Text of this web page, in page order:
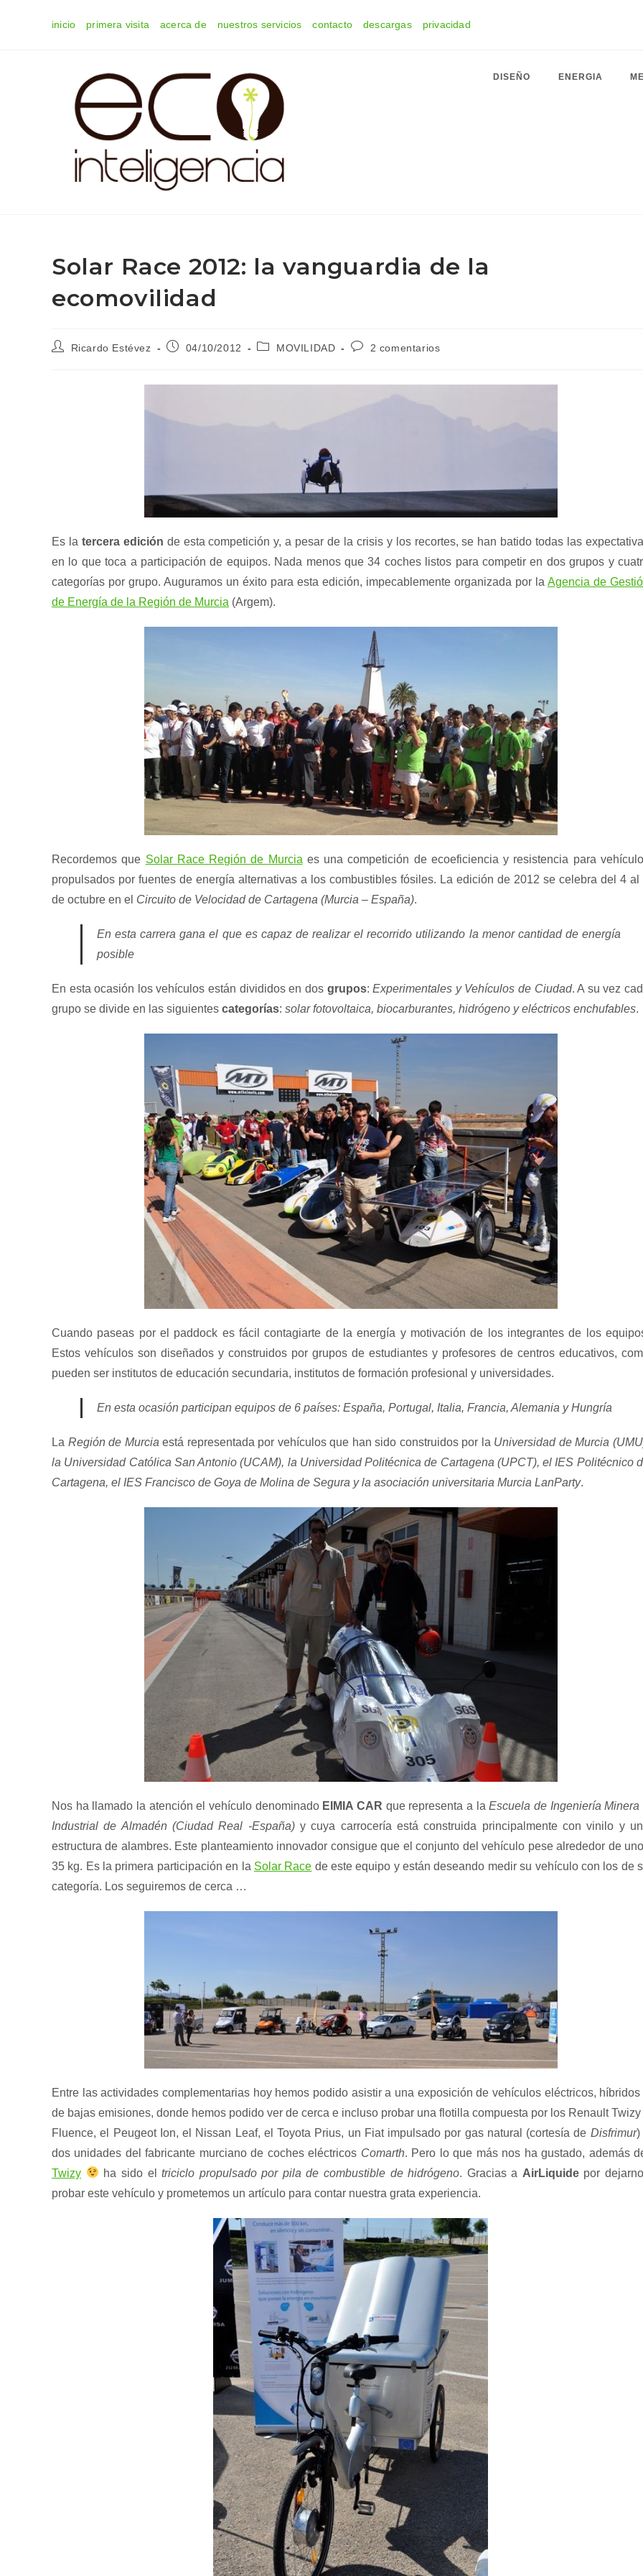
inicio primera visita acerca de nuestros servicios contacto descargas privacidad
DISEÑO ENERGIA
Solar Race 2012: la vanguardia de la
ecomovilidad
AutorRicardo Estévez
Publicación
entrada:
04/10/2012
Categoría
entrada:
MOVILIDAD
Comentarios
entrada:
2 comentarios
Es la tercera edición de esta competición y, a pesar de la crisis y los recortes, se han batido todas las
en lo que toca a participación de equipos. Nada menos que 34 coches listos para competir en dos grupos y
categorías por grupo. Auguramos un éxito para esta edición, impecablemente organizada por la Agencia de
de Energía de la Región de Murcia (Argem).
Recordemos que Solar Race Región de Murcia es una competición de ecoeficiencia y resistencia para
propulsados por fuentes de energía alternativas a los combustibles fósiles. La edición de 2012 se celebra del 4 al
de octubre en el Circuito de Velocidad de Cartagena (Murcia – España).
En esta carrera gana el que es capaz de realizar el recorrido utilizando la menor cantidad de energía
posible
En esta ocasión los vehículos están divididos en dos grupos:Experimentales y Vehículos de Ciudad. A su vez
grupo se divide en las siguientes categorías: solar fotovoltaica, biocarburantes, hidrógeno y eléctricos enchufables.
Cuando paseas por el paddock es fácil contagiarte de la energía y motivación de los integrantes de los
Estos vehículos son diseñados y construidos por grupos de estudiantes y profesores de centros educativos,
pueden ser institutos de educación secundaria, institutos de formación profesional y universidades.
En esta ocasión participan equipos de 6 países: España, Portugal, Italia, Francia, Alemania y Hungría
La Región de Murcia está representada por vehículos que han sido construidos por la Universidad de Murcia
la Universidad Católica San Antonio (UCAM), la Universidad Politécnica de Cartagena (UPCT), el IES Politécnico
Cartagena, el IES Francisco de Goya de Molina de Segura y la asociación universitaria Murcia LanParty.
Nos ha llamado la atención el vehículo denominado EIMIA CAR que representa a laEscuela de Ingeniería Minera
Industrial de Almadén (Ciudad Real -España)y cuya carrocería está construida principalmente con vinilo y
estructura de alambres. Este planteamiento innovador consigue que el conjunto del vehículo pese alrededor de
35 kg. Es la primera participación en la Solar Race de este equipo y están deseando medir su vehículo con los de
categoría. Los seguiremos de cerca …
Entre las actividades complementarias hoy hemos podido asistir a una exposición de vehículos eléctricos, híbridos
de bajas emisiones, donde hemos podido ver de cerca e incluso probar una flotilla compuesta por los Renault Twizy
Fluence, el Peugeot Ion, el Nissan Leaf, el Toyota Prius, un Fiat impulsado por gas natural (cortesía de Disfrimur)
dos unidades del fabricante murciano de coches eléctricos Comarth. Pero lo que más nos ha gustado, además
Twizy
ha sido eltriciclo propulsado por pila de combustible de hidrógeno. Gracias a AirLiquidepor
probar este vehículo y prometemos un artículo para contar nuestra grata experiencia.